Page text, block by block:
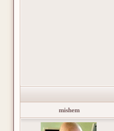
mishem